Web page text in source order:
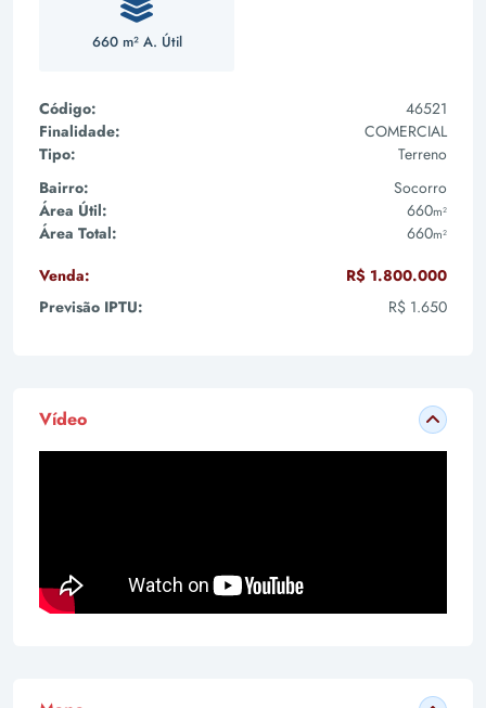
660 m² A. Útil
Código:
46521
Finalidade:
COMERCIAL
Tipo:
Terreno
Bairro:
Socorro
Área Útil:
660m²
Área Total: 660m²
Venda:
R$ 1.800.000
Previsão IPTU:
R$ 1.650
Vídeo